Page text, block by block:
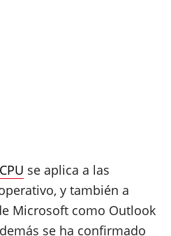
CPU se aplica a las
y también a
Microsoft como Outlook
se ha confirmado